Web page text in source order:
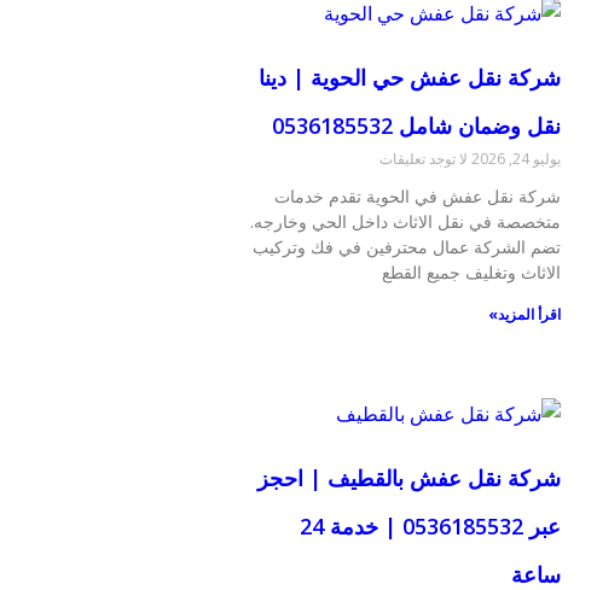
شركة نقل عفش حي الحوية | دينا
نقل وضمان شامل 0536185532
يوليو 24, 2026 لا توجد تعليقات
شركة نقل عفش في الحوية تقدم خدمات
متخصصة في نقل الاثاث داخل الحي وخارجه.
تضم الشركة عمال محترفين في فك وتركيب
الاثاث وتغليف جميع القطع
اقرأ المزيد»
شركة نقل عفش بالقطيف | احجز
عبر 0536185532 | خدمة 24
ساعة